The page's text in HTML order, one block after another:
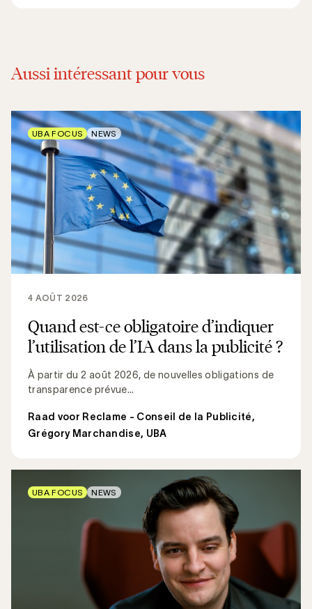
Aussi intéressant pour vous
Quand est-ce obligatoire d’indiquer
l’utilisation de l’IA dans la publicité ?
À partir du 2 août 2026, de nouvelles obligations de
transparence prévue...
4 AOÛT 2026
Raad voor Reclame - Conseil de la Publicité,
Grégory Marchandise, UBA
UBA FOCUS NEWS
UBA FOCUS NEWS